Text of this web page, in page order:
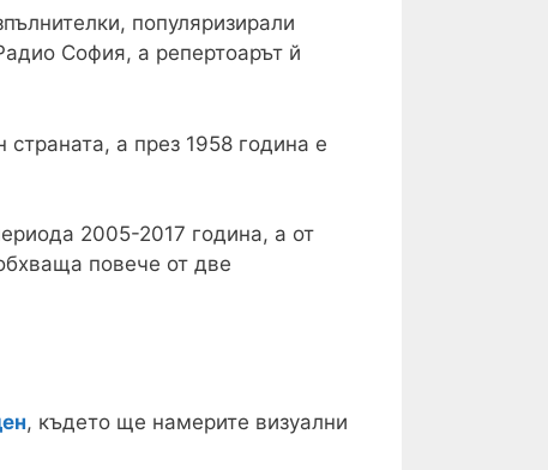
популяризирали
София, а репертоарът й
а през 1958 година е
2005-2017 година, а от
повече от две
, където ще намерите визуални